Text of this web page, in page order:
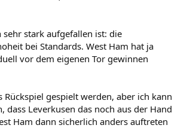
sehr stark aufgefallen ist: die
bei Standards. West Ham hat ja
vor dem eigenen Tor gewinnen
Rückspiel gespielt werden, aber ich kann
dass Leverkusen das noch aus der Hand
Ham dann sicherlich anders auftreten